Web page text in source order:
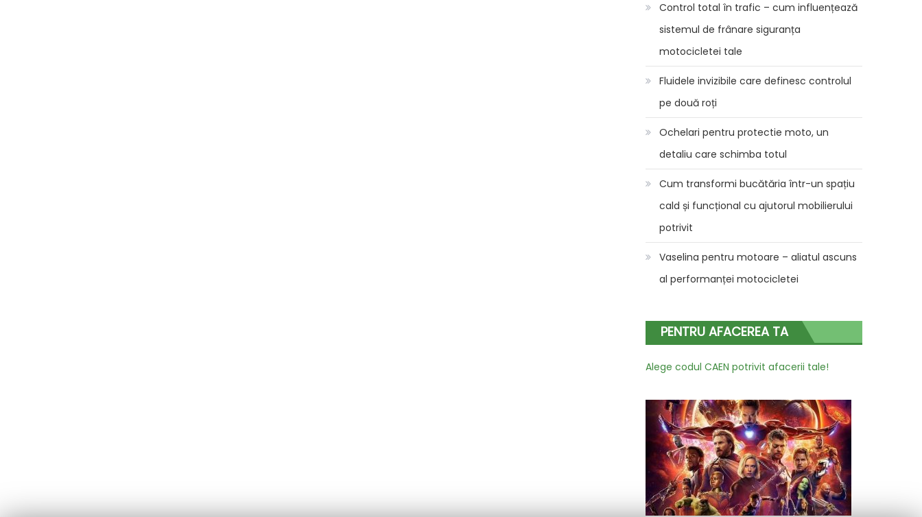
Control total în trafic – cum influențează
sistemul de frânare siguranța
motocicletei tale
Fluidele invizibile care definesc controlul
pe două roți
Ochelari pentru protectie moto, un
detaliu care schimba totul
Cum transformi bucătăria într-un spațiu
cald și funcțional cu ajutorul mobilierului
potrivit
Vaselina pentru motoare – aliatul ascuns
al performanței motocicletei
PENTRU AFACEREA TA
Alege codul CAEN potrivit afacerii tale!